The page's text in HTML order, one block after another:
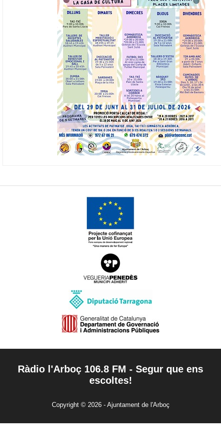
Ràdio l'Arboç 106.8 FM - Segur que ens
escoltes!
Copyright © 2026 - Ajuntament de l'Arboç